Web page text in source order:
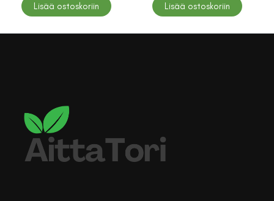
Lisää ostoskoriin Lisää ostoskoriin